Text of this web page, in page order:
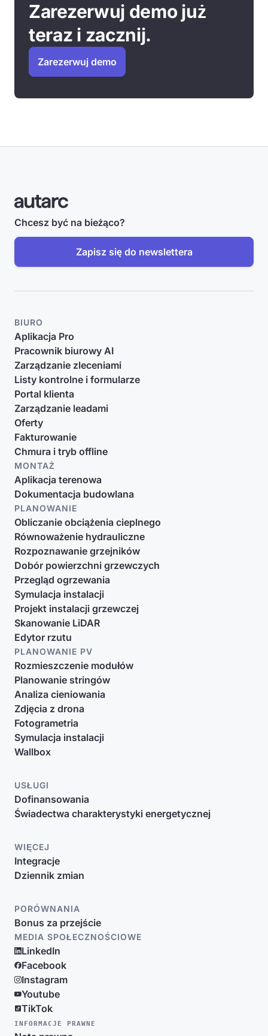
Zarezerwuj demo już
teraz i zacznij.
Zarezerwuj demo
Chcesz być na bieżąco?
Zapisz się do newslettera
BIURO
Aplikacja Pro
Pracownik biurowy AI
Zarządzanie zleceniami
Listy kontrolne i formularze
Portal klienta
Zarządzanie leadami
Oferty
Fakturowanie
Chmura i tryb offline
MONTAŻ
Aplikacja terenowa
Dokumentacja budowlana
PLANOWANIE
Obliczanie obciążenia cieplnego
Równoważenie hydrauliczne
Rozpoznawanie grzejników
Dobór powierzchni grzewczych
Przegląd ogrzewania
Symulacja instalacji
Projekt instalacji grzewczej
Skanowanie LiDAR
Edytor rzutu
PLANOWANIE PV
Rozmieszczenie modułów
Planowanie stringów
Analiza cieniowania
Zdjęcia z drona
Fotogrametria
Symulacja instalacji
Wallbox
USŁUGI
Dofinansowania
Świadectwa charakterystyki energetycznej
WIĘCEJ
Integracje
Dziennik zmian
PORÓWNANIA
Bonus za przejście
MEDIA SPOŁECZNOŚCIOWE
LinkedIn
Facebook
Instagram
Youtube
TikTok
INFORMACJE PRAWNE